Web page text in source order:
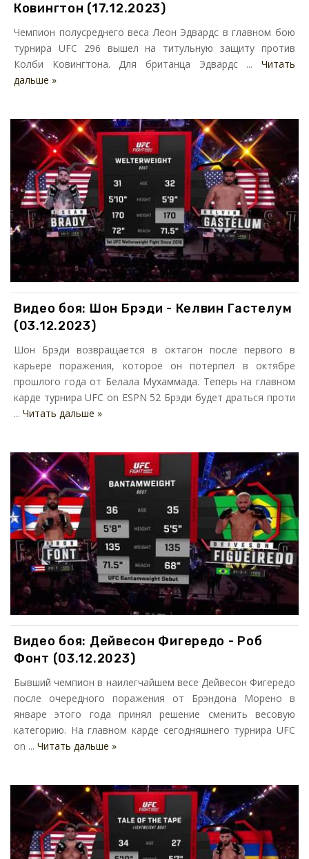
Ковингтон (17.12.2023)
Чемпион полусреднего веса Леон Эдвардс в главном бою
турнира UFC 296 вышел на титульную защиту против
Колби Ковингтона. Для британца Эдвардс ... Читать
дальше »
Видео боя: Шон Брэди - Келвин Гастелум
(03.12.2023)
Шон Брэди возвращается в октагон после первого в
карьере поражения, которое он потерпел в октябре
прошлого года от Белала Мухаммада. Теперь на главном
карде турнира UFC on ESPN 52 Брэди будет драться проти
... Читать дальше »
Видео боя: Дейвесон Фигередо - Роб
Фонт (03.12.2023)
Бывший чемпион в наилегчайшем весе Дейвесон Фигередо
после очередного поражения от Брэндона Морено в
январе этого года принял решение сменить весовую
категорию. На главном карде сегодняшнего турнира UFC
on ... Читать дальше »